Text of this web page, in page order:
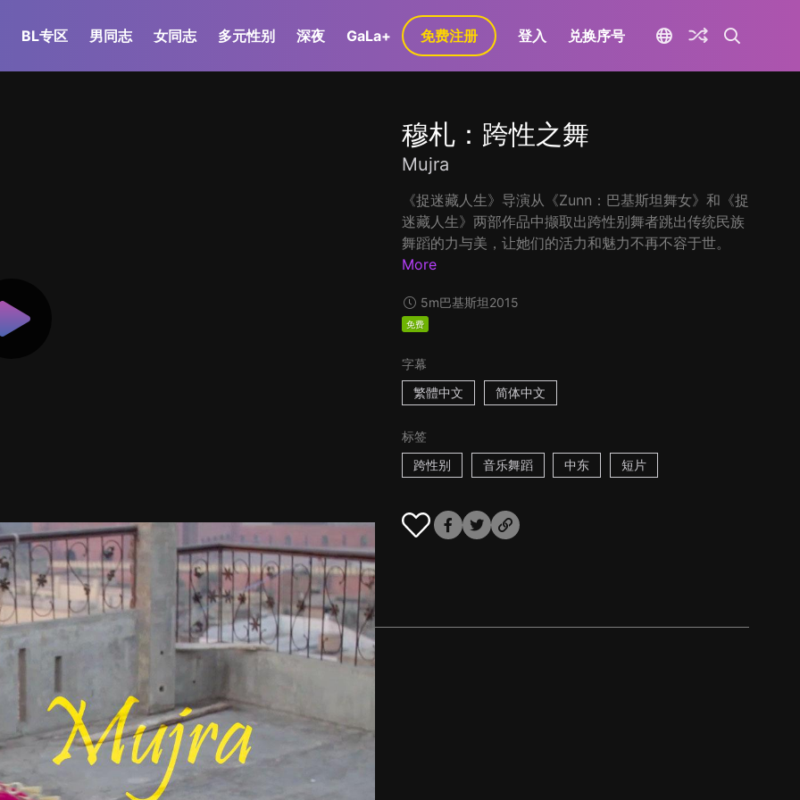
BL专区 男同志 女同志 多元性别 深夜 GaLa+ 免费注册 登入 兑换序号
穆札：跨性之舞
Mujra
《捉迷藏人生》导演从《Zunn：巴基斯坦舞女》和《捉
迷藏人生》两部作品中撷取出跨性别舞者跳出传统民族
舞蹈的力与美，让她们的活力和魅力不再不容于世。
More
5m巴基斯坦2015
免费
字幕
繁體中文
简体中文
标签
跨性别
音乐舞蹈 中东 短片